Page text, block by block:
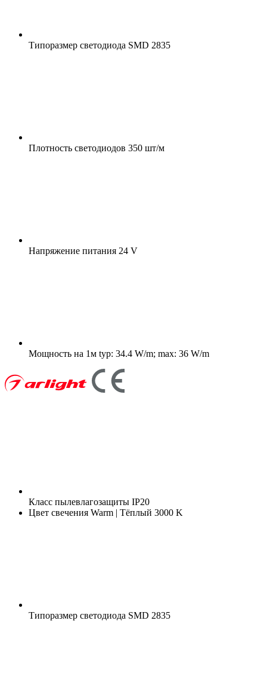
Типоразмер светодиода SMD 2835
Плотность светодиодов 350 шт/м
Напряжение питания 24 V
Мощность на 1м typ: 34.4 W/m; max: 36 W/m
Класс пылевлагозащиты IP20
Цвет свечения Warm | Тёплый 3000 K
Типоразмер светодиода SMD 2835